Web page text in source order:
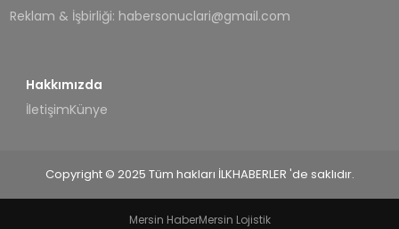
Reklam & İşbirliği: habersonuclari@gmail.com
Hakkımızda
İletişimKünye
Copyright © 2025 Tüm hakları İLKHABERLER 'de saklıdır.
Mersin HaberMersin Lojistik